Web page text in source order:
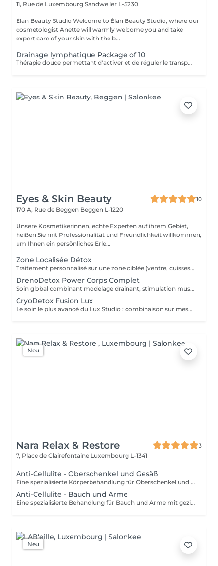
11, Rue de Luxembourg Sandweiler L-5230
Élan Beauty Studio Welcome to Élan Beauty Studio, where our
cosmetologist Anette will warmly welcome you and take
expert care of your skin with the b...
Drainage lymphatique Package of 10
Thérapie douce permettant d'activer et de réguler le transport de la lymphe. Lutte contre les problèmes de rétention d'eau et dèmes. 8 signes que vous avez besoin d'un drainage lymphatique: 1- Vous vous sentez fatigué / épuisé / lourde 2- Votre système immunitaire est affaibli 3- Vous faites plus de rétention d'eau et/ou de cellulite 4- Suite à une blessure (entorse / foulure) 5- Maux de tête plus fréquent 6- Après une chirurgie (particulièrement indiquer après une mastectomie) 7- Sensation que la circulation est au ralentie (jambes lourdes, extrémités froides) 8 - Éliminination des toxines. Contre-indications au drainage lymphatique Le drainage lymphatique est contre-indiqué sans l'autorisation de votre médecin habituel dans le cas d'une infection aiguë, d'une sclérose du sinus carotidien, de tuberculose et de tumeurs malignes. Afin d'être certain que le drainage lymphatique est indiqué, demandez conseil à votre médecin traitant.
Eyes & Skin Beauty
10
170 A, Rue de Beggen Beggen L-1220
Unsere Kosmetikerinnen, echte Experten auf ihrem Gebiet,
heißen Sie mit Professionalität und Freundlichkeit willkommen,
um Ihnen ein persönliches Erle...
Zone Localisée Détox
Traitement personnalisé sur une zone ciblée (ventre, cuisses, bras, fessiers) combinant plusieurs technologies Lux Studio : drainage, radiofréquence, EMS, lipocavitation ou endermologie.
DrenoDetox Power Corps Complet
Soin global combinant modelage drainant, stimulation musculaire et activation du métabolisme. Idéal pour remodeler et raffermir la silhouette.
CryoDetox Fusion Lux
Le soin le plus avancé du Lux Studio : combinaison sur mesure de toutes les technologies disponibles (1Cryolipolyse, ou EMS, RF, LipoLaser, Endermo, LED). Résultat immédiat avec jusqu'à -3 cm par séance et une peau plus tonique dès la première application.
Neu
Nara Relax & Restore
3
7, Place de Clairefontaine Luxembourg L-1341
Anti-Cellulite - Oberschenkel und Gesäß
Eine spezialisierte Körperbehandlung für Oberschenkel und Gesäß mit intensiven Massagetechniken zur Anregung der Durchblutung und gezielten Bearbeitung des darunterliegenden Gewebes. Die Anwendung kann das Hautbild unterstützen, die Gewebespannung fördern und für ein glatteres, strafferes Hautgefühl sorgen.
Anti-Cellulite - Bauch und Arme
Eine spezialisierte Behandlung für Bauch und Arme mit gezielten Massagetechniken zur Anregung der Durchblutung und Unterstützung eines gepflegten Hautbildes. Die intensive Anwendung kann die Gewebespannung fördern, das Hautbild verfeinern und die Haut geschmeidiger, glatter und frischer erscheinen lassen.
Neu